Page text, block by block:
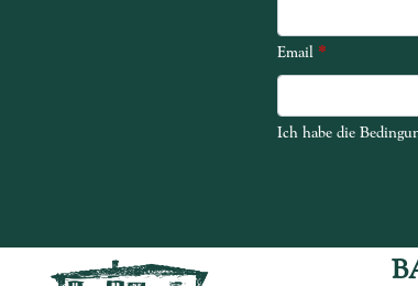
Email *
Ich habe die
Ich habe die